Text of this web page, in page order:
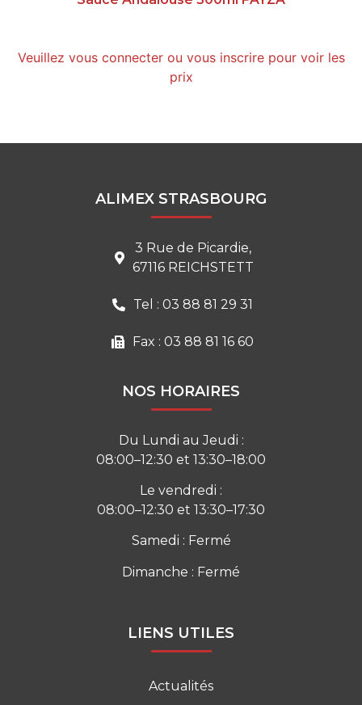
Veuillez vous connecter ou vous inscrire pour voir les
prix
ALIMEX STRASBOURG
3 Rue de Picardie,
67116 REICHSTETT
Tel : 03 88 81 29 31
Fax : 03 88 81 16 60
NOS HORAIRES
Du Lundi au Jeudi :
08:00–12:30 et 13:30–18:00
Le vendredi :
08:00–12:30 et 13:30–17:30
Samedi : Fermé
Dimanche : Fermé
LIENS UTILES
Actualités